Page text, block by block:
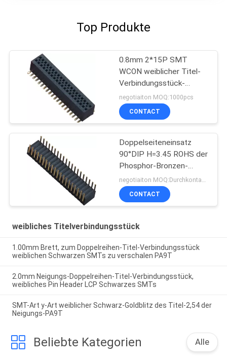
Top Produkte
0.8mm 2*15P SMT
WCON weiblicher Titel-
Verbindungsstück-
Goldblitz für Elektronik
negotiaiton MOQ:1000pcs
CONTACT
Doppelseiteneinsatz
90°DIP H=3.45 ROHS der
Phosphor-Bronzen-
1.27mm weiblichen des
Titel-2x20
CONTACT
weibliches Titelverbindungsstück
1.00mm Brett, zum Doppelreihen-Titel-Verbindungsstück
weiblichen Schwarzen SMTs zu verschalen PA9T
2.0mm Neigungs-Doppelreihen-Titel-Verbindungsstück,
weibliches Pin Header LCP Schwarzes SMTs
SMT-Art y-Art weiblicher Schwarz-Goldblitz des Titel-2,54 der
Neigungs-PA9T
Beliebte Kategorien Alle